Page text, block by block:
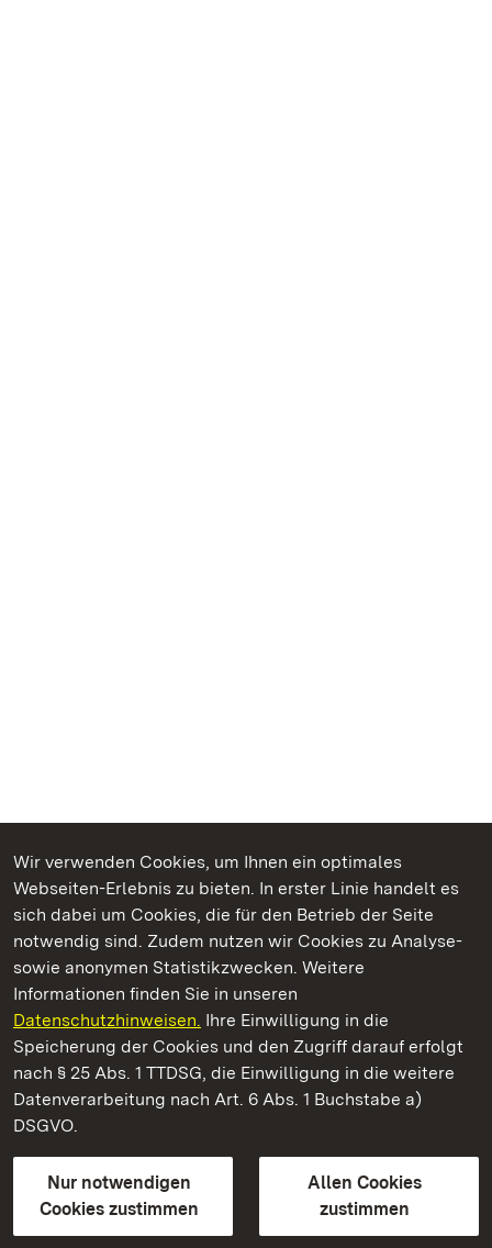
Wir verwenden Cookies, um Ihnen ein optimales
Webseiten-Erlebnis zu bieten. In erster Linie handelt es
sich dabei um Cookies, die für den Betrieb der Seite
notwendig sind. Zudem nutzen wir Cookies zu Analyse-
sowie anonymen Statistikzwecken. Weitere
Informationen finden Sie in unseren
Datenschutzhinweisen. Ihre Einwilligung in die
Speicherung der Cookies und den Zugriff darauf erfolgt
nach § 25 Abs. 1 TTDSG, die Einwilligung in die weitere
Datenverarbeitung nach Art. 6 Abs. 1 Buchstabe a)
DSGVO.
Nur notwendigen
Cookies zustimmen
Allen Cookies
zustimmen
Kommen. Staunen. Genießen.
Schloss Solitude
Staatliche Schlösser und Gärten Baden-Württemberg
Kontakt
GebärdenspracheLeichte Sprache
Erklärung zur Barrierefreiheit
BITV-konform (geprüfte Seiten)